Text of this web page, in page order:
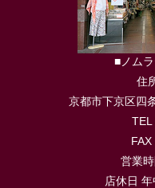
■ノム
住
京都市下京区四
TEL
営業
店休日 年